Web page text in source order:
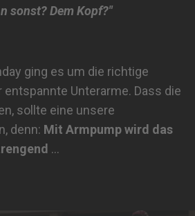
sonst? Dem Kopf?"
ging es um die richtige
Unterarme. Dass die
sollte eine unsere
denn: Mit Armpump wird das
...